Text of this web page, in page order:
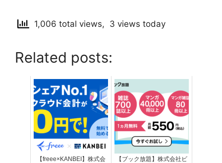
1,006 total views, 3 views today
Related posts:
【freee×KANBEI】株式会
【ブック放題】株式会社ビ